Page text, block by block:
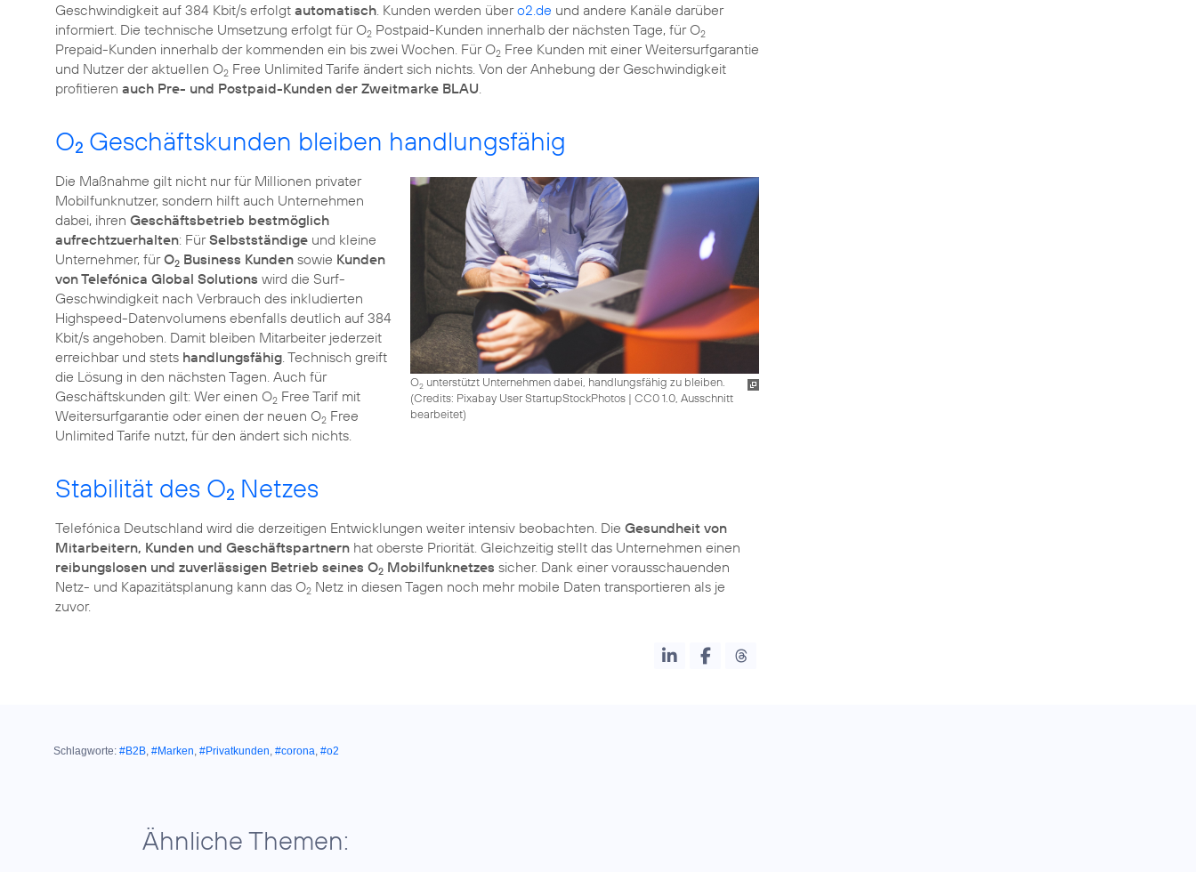
Geschwindigkeit auf 384 Kbit/s erfolgt automatisch. Kunden werden übero2.de und andere Kanäle darüber
informiert. Die technische Umsetzung erfolgt für O2 Postpaid-Kunden innerhalb der nächsten Tage, für O2
Prepaid-Kunden innerhalb der kommenden ein bis zwei Wochen. Für O2 Free Kunden mit einer Weitersurfgarantie
und Nutzer der aktuellen O2 Free Unlimited Tarife ändert sich nichts. Von der Anhebung der Geschwindigkeit
profitieren auch Pre- und Postpaid-Kunden der Zweitmarke BLAU.
O2 Geschäftskunden bleiben handlungsfähig
O2unterstützt Unternehmen dabei, handlungsfähig zu bleiben.
(Credits: Pixabay User StartupStockPhotos| CC0 1.0, Ausschnitt
bearbeitet)
Die Maßnahme gilt nicht nur für Millionen privater
Mobilfunknutzer, sondern hilft auch Unternehmen
dabei, ihren Geschäftsbetrieb bestmöglich
aufrechtzuerhalten: FürSelbstständige und kleine
Unternehmer, fürO2 Business Kunden sowie Kunden
von Telefónica Global Solutions wird die Surf-
Geschwindigkeit nach Verbrauch des inkludierten
Highspeed-Datenvolumens ebenfalls deutlich auf 384
Kbit/s angehoben. Damit bleiben Mitarbeiter jederzeit
erreichbar und stets handlungsfähig. Technisch greift
die Lösung in den nächsten Tagen. Auch für
Geschäftskunden gilt: Wer einen O2 Free Tarif mit
Weitersurfgarantie oder einen der neuen O2 Free
Unlimited Tarife nutzt, für den ändert sich nichts.
Stabilität des O2 Netzes
Telefónica Deutschland wird die derzeitigen Entwicklungen weiter intensiv beobachten. Die Gesundheit von
Mitarbeitern, Kunden und Geschäftspartnern hat oberste Priorität. Gleichzeitig stellt das Unternehmen einen
reibungslosen und zuverlässigen Betrieb seines O2 Mobilfunknetzes sicher. Dank einer vorausschauenden
Netz- und Kapazitätsplanung kann das O2 Netz in diesen Tagen noch mehr mobile Daten transportieren als je
zuvor.
Schlagworte: #B2B, #Marken, #Privatkunden, #corona, #o2
Ähnliche Themen: